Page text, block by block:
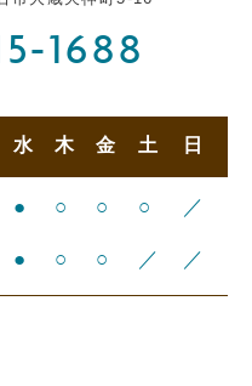
1688
水 木 金 土 日
● ○ ○ ○ ／
● ○ ○ ／ ／